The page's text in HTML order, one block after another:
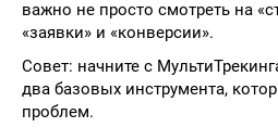
важно не просто смотреть на
«заявки» и «конверсии».
Совет: начните с
два базовых инструмента,
проблем.